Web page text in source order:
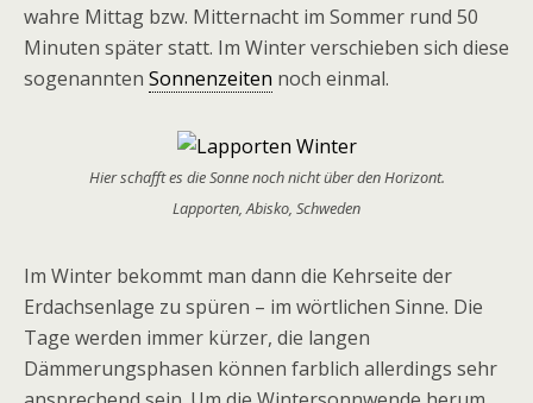
wahre Mittag bzw. Mitternacht im Sommer rund 50
Minuten später statt. Im Winter verschieben sich diese
sogenannten Sonnenzeiten noch einmal.
Hier schafft es die Sonne noch nicht über den Horizont.
Lapporten, Abisko, Schweden
Im Winter bekommt man dann die Kehrseite der
Erdachsenlage zu spüren – im wörtlichen Sinne. Die
Tage werden immer kürzer, die langen
Dämmerungsphasen können farblich allerdings sehr